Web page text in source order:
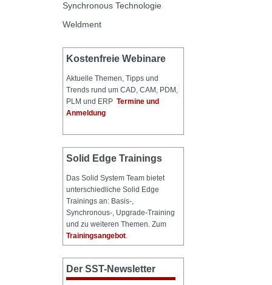
Synchronous Technologie
Weldment
Kostenfreie Webinare
Aktuelle Themen, Tipps und
Trends rund um CAD, CAM, PDM,
PLM und ERPTermine und
Anmeldung
Solid Edge Trainings
Das Solid System Team bietet
unterschiedliche Solid Edge
Trainings an: Basis-,
Synchronous-, Upgrade-Training
und zu weiteren Themen. Zum
Trainingsangebot
Der SST-Newsletter